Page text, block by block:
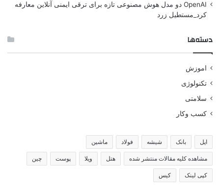
OpenAI دو مدل هوش مصنوعی تازه برای ترقی ایمنی آنلاین معارفه
کرد_مستطیل زرد
دسته‌ها
اموزش
تکنولوژی
سلامتی
کسب وکار
اپل بانک شیشه فولاد ماشین
مشاهده کلیه مقالات منتشر شده هتل ویلا پوست چین
کپی لینک کیس